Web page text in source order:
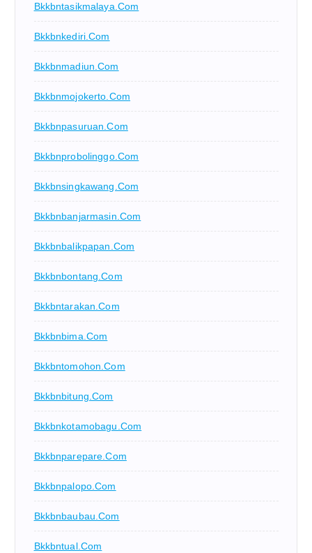
Bkkbntasikmalaya.com
Bkkbnkediri.com
Bkkbnmadiun.com
Bkkbnmojokerto.com
Bkkbnpasuruan.com
Bkkbnprobolinggo.com
Bkkbnsingkawang.com
Bkkbnbanjarmasin.com
Bkkbnbalikpapan.com
Bkkbnbontang.com
Bkkbntarakan.com
Bkkbnbima.com
Bkkbntomohon.com
Bkkbnbitung.com
Bkkbnkotamobagu.com
Bkkbnparepare.com
Bkkbnpalopo.com
Bkkbnbaubau.com
Bkkbntual.com